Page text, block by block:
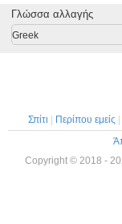
12.2.5
Γλώσσα αλλαγής
Greek
Σπίτι Περίπου εμείς
Copyright © 2018 -